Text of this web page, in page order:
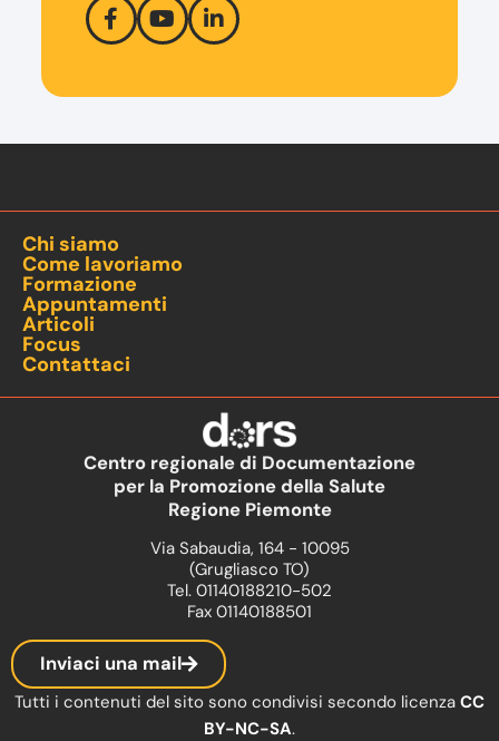
Chi siamo
Come lavoriamo
Formazione
Appuntamenti
Articoli
Focus
Contattaci
Centro regionale di Documentazione
per la Promozione della Salute
Regione Piemonte
Via Sabaudia, 164 - 10095
(Grugliasco TO)
Tel. 01140188210-502
Fax 01140188501
Inviaci una mail
Tutti i contenuti del sito sono condivisi secondo licenza CC
BY-NC-SA.